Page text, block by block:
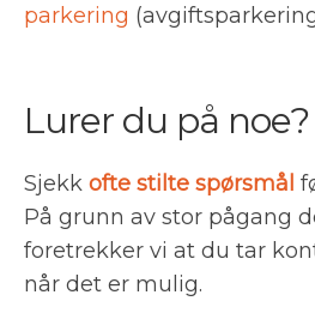
parkering
Lurer du på noe?
Sjekk ofte stilte spørsmål
På grunn av stor pågang
foretrekker vi at du tar
når det er mulig.